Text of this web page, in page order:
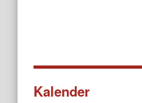
Kalender